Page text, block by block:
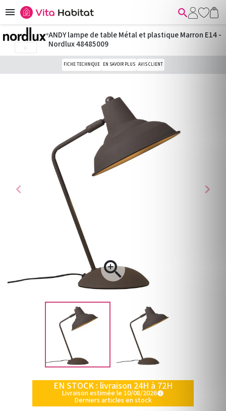
 
chevron_left

chevron_right
ANDY lampe de table Métal et plastique Marron E14 -
Nordlux 48485009
FICHE TECHNIQUE EN SAVOIR PLUS AVIS CLIENT
EN STOCK : livraison 24H à 72H
Livraison estimée le 10/08/2026info
Derniers articles en stock